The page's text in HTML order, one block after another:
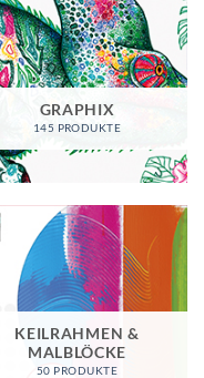
GRAPHIX
145 PRODUKTE
KEILRAHMEN &
MALBLÖCKE
50 PRODUKTE